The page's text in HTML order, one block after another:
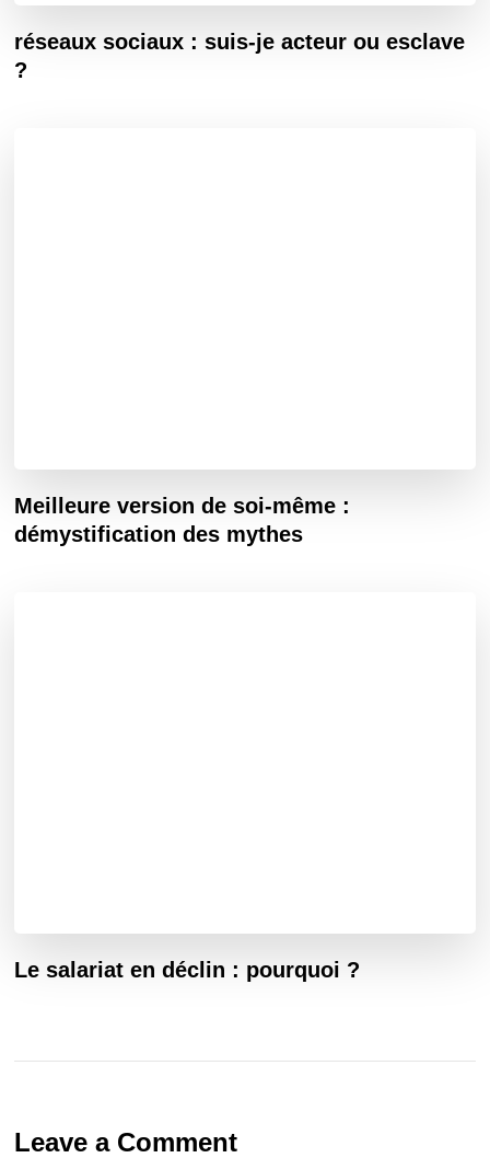
réseaux sociaux : suis-je acteur ou esclave
?
Meilleure version de soi-même :
démystification des mythes
Le salariat en déclin : pourquoi ?
Leave a Comment